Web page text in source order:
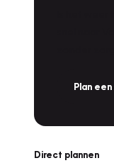
Plan een
Direct plannen